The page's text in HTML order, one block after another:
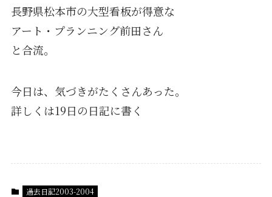
長野県松本市の大型看板が得意な
アート・プランニング前田さん
と合流。
今日は、気づきがたくさんあった。
詳しくは19日の日記に書く
過去日記2003-2004